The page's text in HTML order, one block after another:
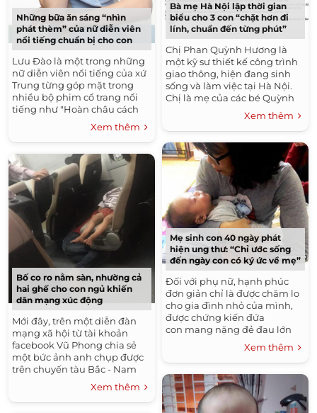
Những bữa ăn sáng “nhìn
phát thèm” của nữ diễn viên
nổi tiếng chuẩn bị cho con
Lưu Đào là một trong những
nữ diễn viên nổi tiếng của xứ
Trung từng góp mặt trong
nhiều bộ phim cổ trang nổi
tiếng như "Hoàn châu cách
cách" (phần 3), "Tân thiên
long bát bộ"... Nữ diễn...
Xem thêm
Bố co ro nằm sàn, nhường cả
hai ghế cho con ngủ khiến
dân mạng xúc động
Mới đây, trên một diễn đàn
mạng xã hội từ tài khoản
facebook Vũ Phong chia sẻ
một bức ảnh anh chụp được
trên chuyến tàu Bắc - Nam
nhận được sự quan tâm lớn
từ cư dân mạng. Theo...
Xem thêm
Bà mẹ Hà Nội lập thời gian
biểu cho 3 con “chặt hơn đi
lính, chuẩn đến từng phút”
Chị Phan Quỳnh Hương là
một kỹ sư thiết kế công trình
giao thông, hiện đang sinh
sống và làm việc tại Hà Nội.
Chị là mẹ của các bé Quỳnh
Anh (12 tuổi), Quốc Minh (8
tuổi) và Quốc Nam (gần...
Xem thêm
Mẹ sinh con 40 ngày phát
hiện ung thư: “Chỉ ước sống
đến ngày con có ký ức về mẹ”
Đối với phụ nữ, hạnh phúc
đơn giản chỉ là được chăm lo
cho gia đình nhỏ của mình,
được chứng kiến đứa
con mang nặng đẻ đau lớn
lên từng ngày và tự bước trên
con đường của riêng...
Xem thêm